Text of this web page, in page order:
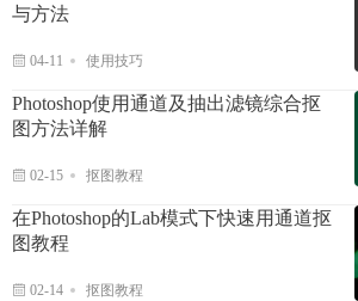
与方法
04-11 使用技巧
Photoshop使用通道及抽出滤镜综合抠
图方法详解
02-15 抠图教程
在Photoshop的Lab模式下快速用通道抠
图教程
02-14 抠图教程